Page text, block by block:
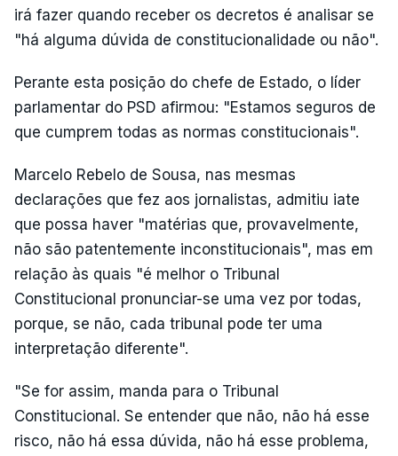
irá fazer quando receber os decretos é analisar se
"há alguma dúvida de constitucionalidade ou não".
Perante esta posição do chefe de Estado, o líder
parlamentar do PSD afirmou: "Estamos seguros de
que cumprem todas as normas constitucionais".
Marcelo Rebelo de Sousa, nas mesmas
declarações que fez aos jornalistas, admitiu iate
que possa haver "matérias que, provavelmente,
não são patentemente inconstitucionais", mas em
relação às quais "é melhor o Tribunal
Constitucional pronunciar-se uma vez por todas,
porque, se não, cada tribunal pode ter uma
interpretação diferente".
"Se for assim, manda para o Tribunal
Constitucional. Se entender que não, não há esse
risco, não há essa dúvida, não há esse problema,